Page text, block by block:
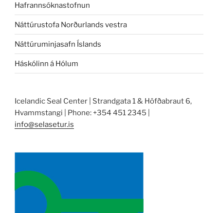
Hafrannsóknastofnun
Náttúrustofa Norðurlands vestra
Náttúruminjasafn Íslands
Háskólinn á Hólum
Icelandic Seal Center | Strandgata 1 & Höfðabraut 6,
Hvammstangi | Phone: +354 451 2345 |
info@selasetur.is